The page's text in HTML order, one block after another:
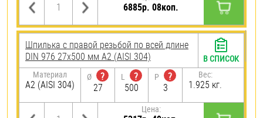
6885р. 08коп.
Шпилька с правой резьбой по всей длине
DIN 976 27х500 мм А2 (AISI 304)
Материал
А2 (AISI 304)
Ø
?
27
L
?
500
P
?
3
Вес:
1.925 кг.
Цена:
В СПИСОК